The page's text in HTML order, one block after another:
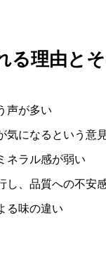
る理由と
声が多い
気になるという意
ネラル感が弱い
し、品質への不安
る味の違い